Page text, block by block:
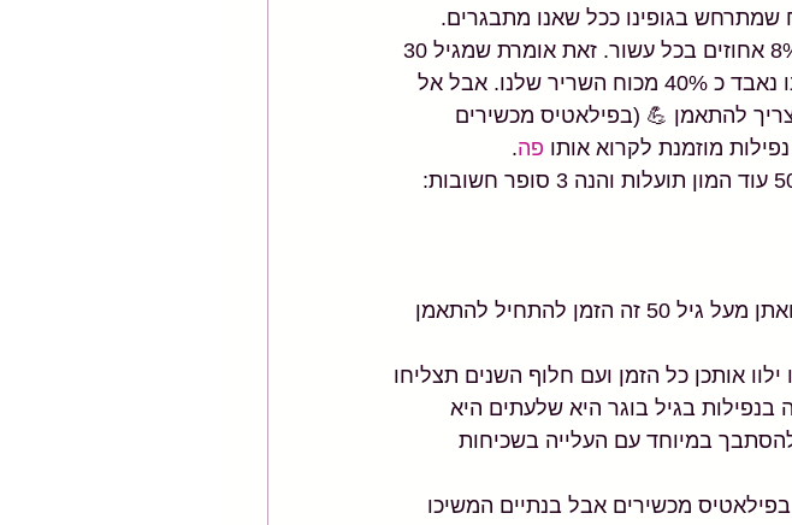
שמתרחש בגופינו ככל שאנו מתבגרים.
לגיל 40 איבדנו 8% וכך הלאה עד שבסביבות גיל 80 אנו נאבד כ 40% מכוח השריר שלנו. אבל אל
להתאמן 💪 (בפילאטיס מכשירים
מוזמנת לקרוא אותו פה.
אז אם עדיין לא התחלתן להתאמן בפילאטיס מכשירים ואתן מעל גיל 50 זה הזמן להתחיל להתאמן
אותכן כל הזמן ועם חלוף השנים תצליחו
בנפילות בגיל בוגר היא שלעתים היא
במיוחד עם העלייה בשכיחות
בפילאטיס מכשירים אבל בנתיים המשיכו